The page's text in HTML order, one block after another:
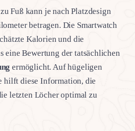
Fuß kann je nach Platzdesign
betragen. Die Smartwatch
Kalorien und die
eine Bewertung der tatsächlichen
ermöglicht. Auf hügeligen
hilft diese Information, die
letzten Löcher optimal zu